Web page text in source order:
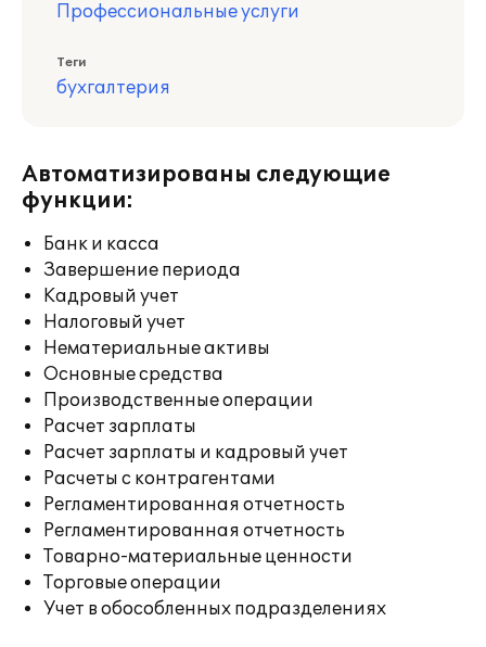
Профессиональные услуги
Теги
бухгалтерия
Автоматизированы следующие
функции:
Банк и касса
Завершение периода
Кадровый учет
Налоговый учет
Нематериальные активы
Основные средства
Производственные операции
Расчет зарплаты
Расчет зарплаты и кадровый учет
Расчеты с контрагентами
Регламентированная отчетность
Регламентированная отчетность
Товарно-материальные ценности
Торговые операции
Учет в обособленных подразделениях